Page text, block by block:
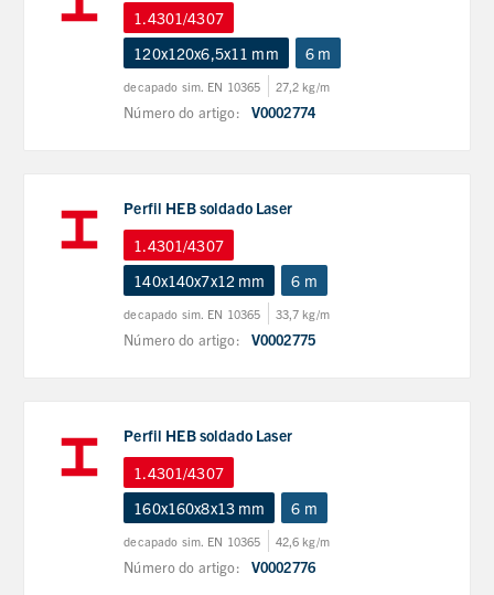
1.4301/4307
120x120x6,5x11 mm
6 m
decapado sim. EN 10365 27,2 kg/m
Número do artigo: V0002774
Perfil HEB soldado Laser
1.4301/4307
140x140x7x12 mm
6 m
decapado sim. EN 10365 33,7 kg/m
Número do artigo: V0002775
Perfil HEB soldado Laser
1.4301/4307
160x160x8x13 mm
6 m
decapado sim. EN 10365 42,6 kg/m
Número do artigo: V0002776